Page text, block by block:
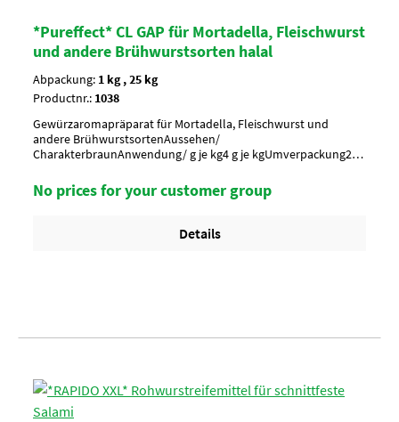
*Pureffect* CL GAP für Mortadella, Fleischwurst
und andere Brühwurstsorten halal
Abpackung:
1 kg , 25 kg
Productnr.: 1038
Gewürzaromapräparat für Mortadella, Fleischwurst und
andere BrühwurstsortenAussehen/
CharakterbraunAnwendung/ g je kg4 g je kgUmverpackung20
zertifiziert
No prices for your customer group
Details